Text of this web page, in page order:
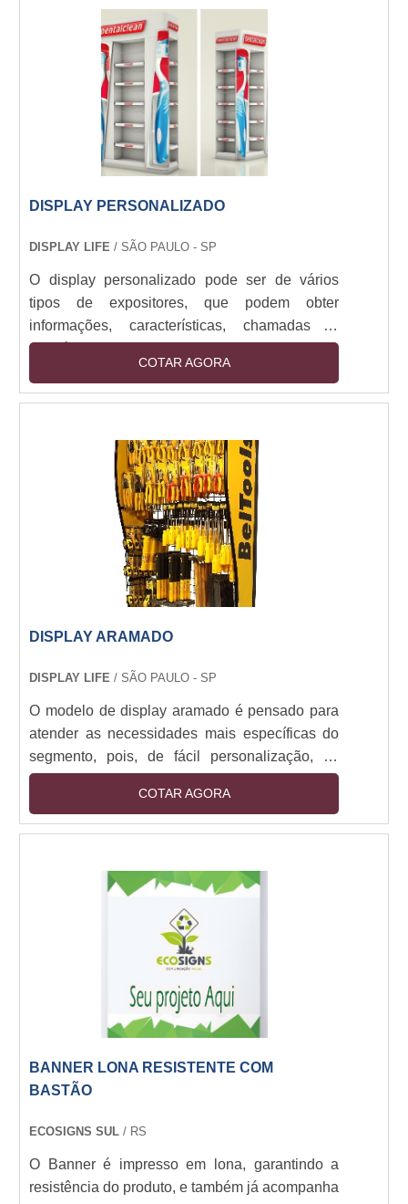
cores, design e outros atributos da marca ou do
produto.Vantagens presentes no display para
DISPLAY PERSONALIZADO
DISPLAY LIFE / SÃO PAULO - SP
O display personalizado pode ser de vários
tipos de expositores, que podem obter
informações, características, chamadas e,
também, promoções e campanhas de produtos
e serviços. Esses displays podem ser
interativos, itinerantes iluminados e fabricados
lugares: Chão, Balcão, Parede, Carona, Leds,
Entre outros. Os principais objetivos deste
display Os displays personalizados são
eficientes expositores e....
COTAR AGORA
DISPLAY ARAMADO
DISPLAY LIFE / SÃO PAULO - SP
O modelo de display aramado é pensado para
atender as necessidades mais específicas do
segmento, pois, de fácil personalização, se
adequa ao visual de qualquer ponto de venda,
facilitando de forma eficiente o acesso dos
clientes ao seu produto. É feito para aqueles
mobília do próprio ponto de venda com
excelência e eficiência. Onde estes displays
são usados Os displays aramados são
fabricados por pro....
COTAR AGORA
BANNER LONA RESISTENTE COM
BASTÃO
ECOSIGNS SUL / RS
O Banner é impresso em lona, garantindo a
resistência do produto, e também já acompanha